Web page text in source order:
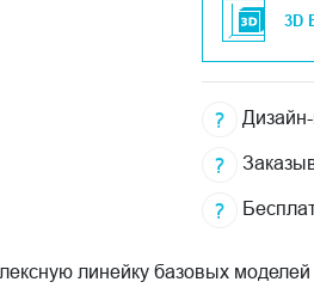
3D
линейку базовых